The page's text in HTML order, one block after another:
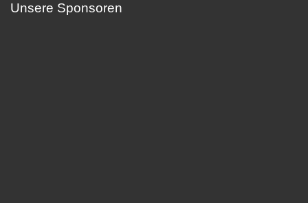
Unsere Sponsoren